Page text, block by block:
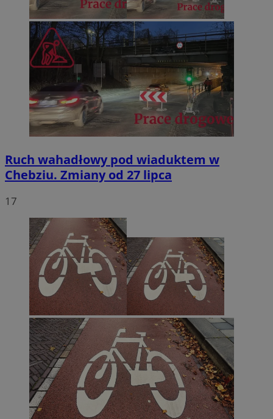
Ruch wahadłowy pod wiaduktem w
Chebziu. Zmiany od 27 lipca
17